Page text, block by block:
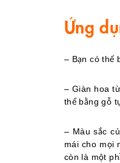
Ứng
– Bạn có thể
– Giàn hoa
thể bằng gỗ
– Màu sắc
mái cho mọi
còn là một